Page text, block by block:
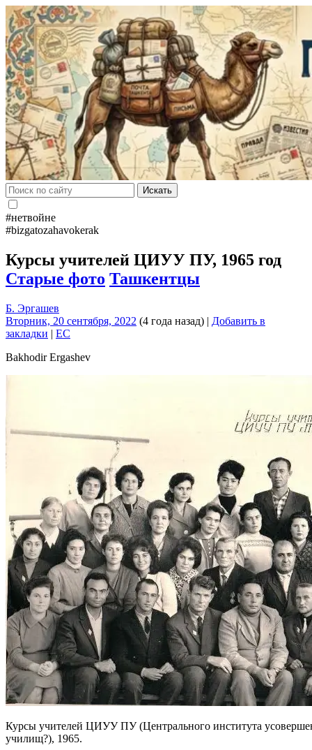
Искать
#нетвойне
#bizgatozahavokerak
Курсы учителей ЦИУУ ПУ, 1965 год
Старые фото Ташкентцы
Б. Эргашев
Вторник, 20 сентября, 2022 (4 года назад) | Добавить в
закладки | EC
Bakhodir Ergashev
Курсы учителей ЦИУУ ПУ (Центрального института
училищ?), 1965.